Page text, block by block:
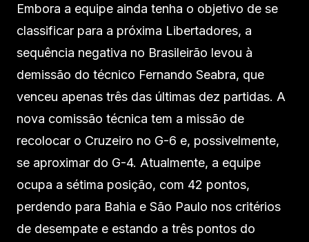
Embora a equipe ainda tenha o objetivo de se
classificar para a próxima Libertadores, a
sequência negativa no Brasileirão levou à
demissão do técnico Fernando Seabra, que
venceu apenas três das últimas dez partidas. A
nova comissão técnica tem a missão de
recolocar o Cruzeiro no G-6 e, possivelmente,
se aproximar do G-4. Atualmente, a equipe
ocupa a sétima posição, com 42 pontos,
perdendo para Bahia e São Paulo nos critérios
de desempate e estando a três pontos do